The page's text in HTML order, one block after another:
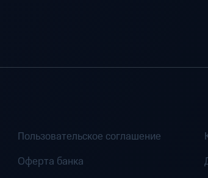
Пользовательское соглашение
Оферта банка